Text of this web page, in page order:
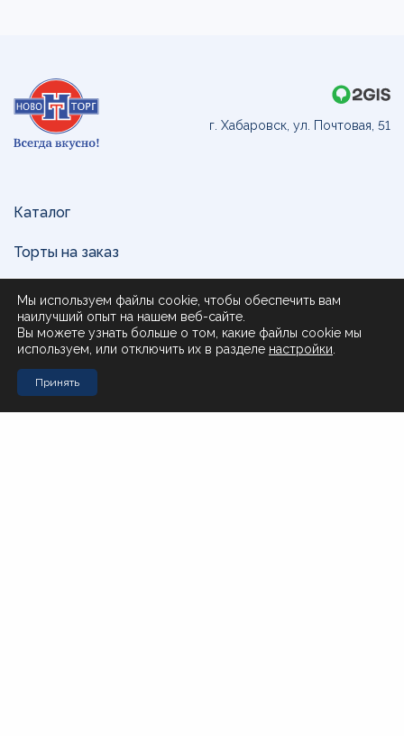
г. Хабаровск, ул. Почтовая, 51
Каталог
Торты на заказ
Доставка и оплата
О нас
Поставщикам
Контакты
Мы используем файлы cookie, чтобы обеспечить вам
наилучший опыт на нашем веб-сайте.
Вы можете узнать больше о том, какие файлы cookie мы
используем, или отключить их в разделе настройки
Принять